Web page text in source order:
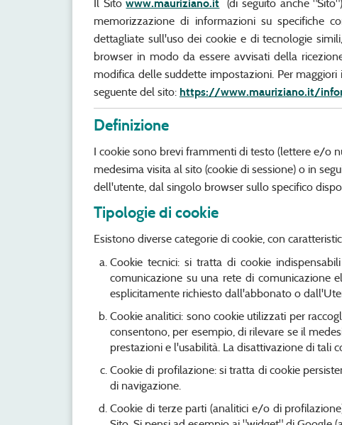
Il Sitowww.mauriziano.it (di seguito anche
memorizzazione di informazioni su specifiche
dettagliate sull'uso dei cookie e di tecnologie
browser in modo da essere avvisati della
modifica delle suddette impostazioni. Per
seguente del sito: https://www.mauriziano.it/
Definizione
I cookie sono brevi frammenti di testo (lettere e/o
medesima visita al sito (cookie di sessione) o in
dell'utente, dal singolo browser sullo specifico
Tipologie di cookie
Esistono diverse categorie di cookie, con
Cookie tecnici: si tratta di cookie
comunicazione su una rete di comunicazione
esplicitamente richiesto dall'abbonato o
Cookie analitici: sono cookie utilizzati per
consentono, per esempio, di rilevare se il
prestazioni e l'usabilità. La disattivazione di tali
Cookie di profilazione: si tratta di cookie
di navigazione.
Cookie di terze parti (analitici e/o di